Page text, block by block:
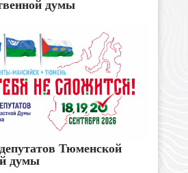
думы
Тюменской
думы